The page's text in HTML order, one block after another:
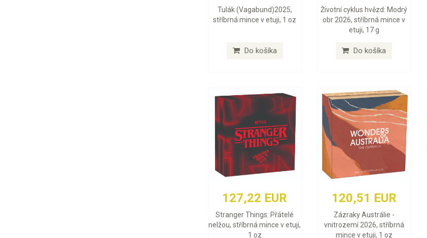
Tulák (Vagabund)2025,
stříbrná mince v etuji, 1 oz
Do košíka
Životní cyklus hvězd: Modrý
obr 2026, stříbrná mince v
etuji, 17 g
Do košíka
127,22 EUR
Stranger Things: Přátelé
nelžou, stříbrná mince v etuji,
1 oz
120,51 EUR
Zázraky Austrálie -
vnitrozemí 2026, stříbrná
mince v etuji, 1 oz